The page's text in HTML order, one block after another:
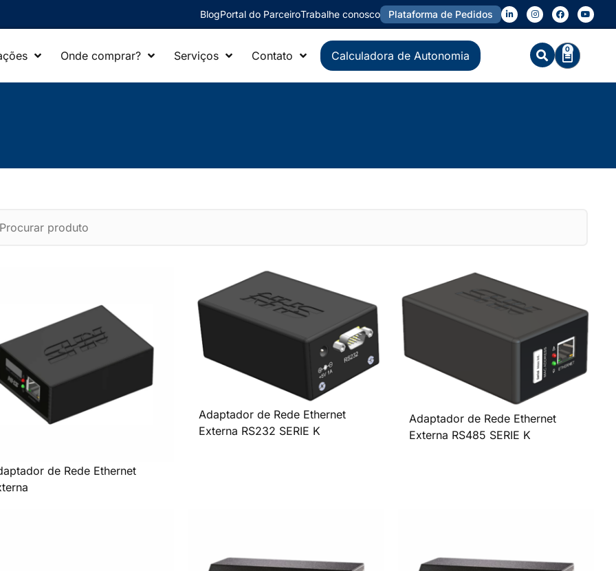
BlogPortal do ParceiroTrabalhe conosco Plataforma de Pedidos
Onde comprar? Serviços Contato Calculadora de Autonomia 0
de Rede Ethernet
Adaptador de Rede Ethernet
Externa RS232 SERIE K
Adaptador de Rede Ethernet
Externa RS485 SERIE K